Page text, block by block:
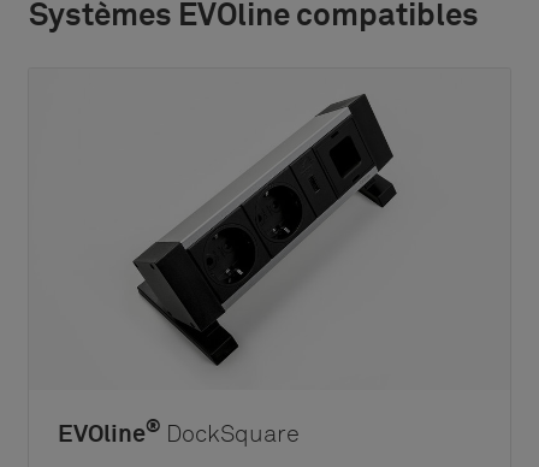
Systèmes EVOline compatibles
EVOline® DockSquare